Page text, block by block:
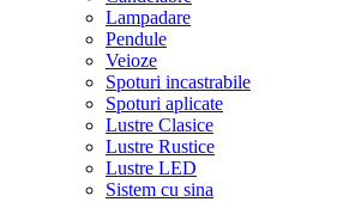
Lampadare
Pendule
Veioze
Spoturi incastrabile
Spoturi aplicate
Lustre Clasice
Lustre Rustice
Lustre LED
Sistem cu sina